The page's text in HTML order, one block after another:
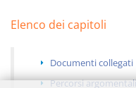
Elenco dei capitoli
Documenti collegati
Percorsi argomentali